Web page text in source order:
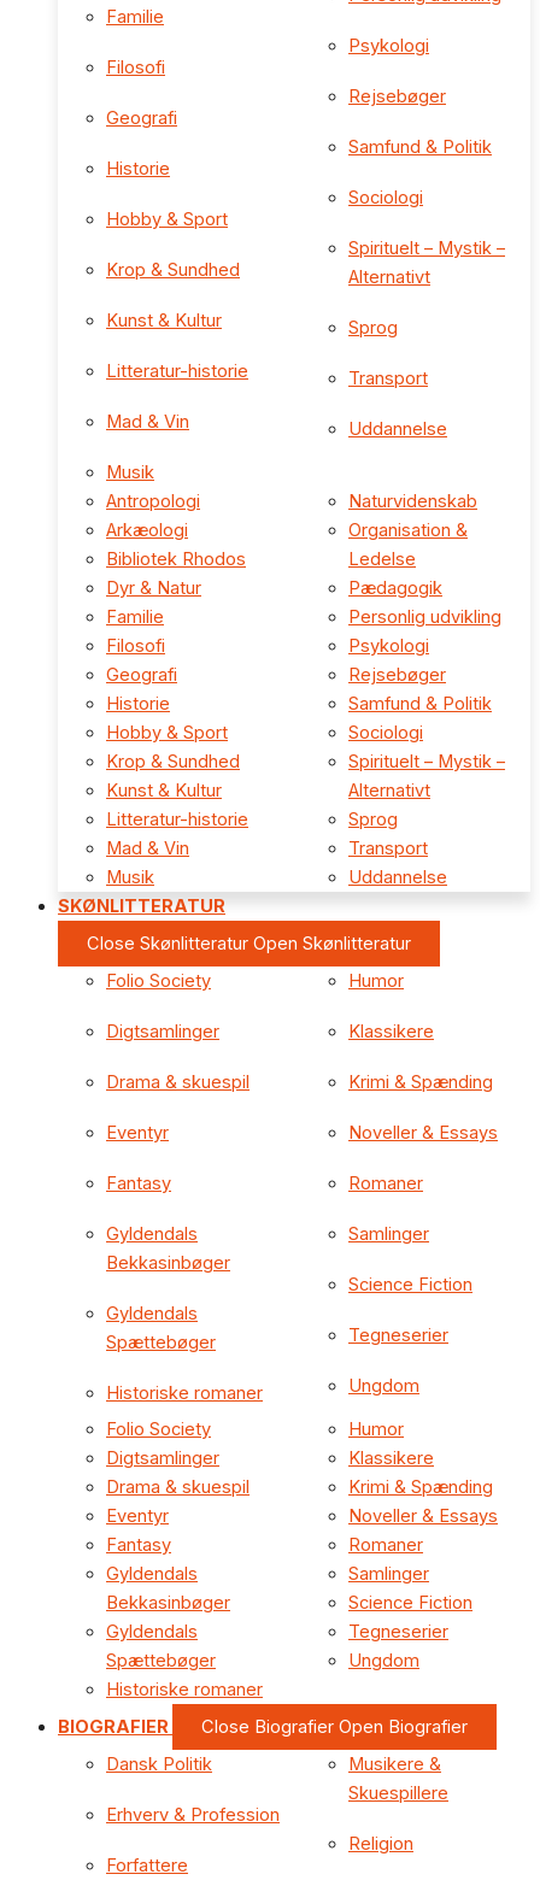
Familie
Filosofi
Geografi
Historie
Hobby & Sport
Krop & Sundhed
Kunst & Kultur
Litteratur-historie
Mad & Vin
Musik
Psykologi
Rejsebøger
Samfund & Politik
Sociologi
Spirituelt – Mystik –
Alternativt
Sprog
Transport
Uddannelse
Antropologi
Arkæologi
Bibliotek Rhodos
Dyr & Natur
Familie
Filosofi
Geografi
Historie
Hobby & Sport
Krop & Sundhed
Kunst & Kultur
Litteratur-historie
Mad & Vin
Musik
Naturvidenskab
Organisation &
Ledelse
Pædagogik
Personlig udvikling
Psykologi
Rejsebøger
Samfund & Politik
Sociologi
Spirituelt – Mystik –
Alternativt
Sprog
Transport
Uddannelse
SKØNLITTERATUR
Close Skønlitteratur Open Skønlitteratur
Folio Society
Digtsamlinger
Drama & skuespil
Eventyr
Fantasy
Gyldendals
Bekkasinbøger
Gyldendals
Spættebøger
Historiske romaner
Humor
Klassikere
Krimi & Spænding
Noveller & Essays
Romaner
Samlinger
Science Fiction
Tegneserier
Ungdom
Folio Society
Digtsamlinger
Drama & skuespil
Eventyr
Fantasy
Gyldendals
Bekkasinbøger
Gyldendals
Spættebøger
Historiske romaner
Humor
Klassikere
Krimi & Spænding
Noveller & Essays
Romaner
Samlinger
Science Fiction
Tegneserier
Ungdom
BIOGRAFIER Close Biografier Open Biografier
Dansk Politik
Erhverv & Profession
Forfattere
Musikere &
Skuespillere
Religion